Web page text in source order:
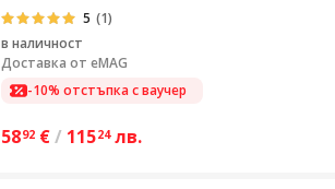
5 (1)
в наличност
Доставка от eMAG
-10% отстъпка с ваучер
5892 €/ 11524 лв.